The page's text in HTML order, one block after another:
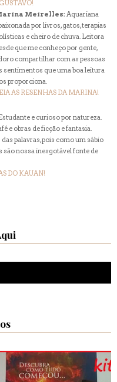
Meirelles: Aquariana
por livros, gatos, terapias
e cheiro de chuva. Leitora
que me conheço por gente,
compartilhar com as pessoas
sentimentos que uma boa leitura
proporciona.
AS RESENHAS DA MARINA!
e curioso por natureza.
e obras de ficção e fantasia.
palavras, pois como um sábio
são nossa inesgotável fonte de
DO KAUAN!